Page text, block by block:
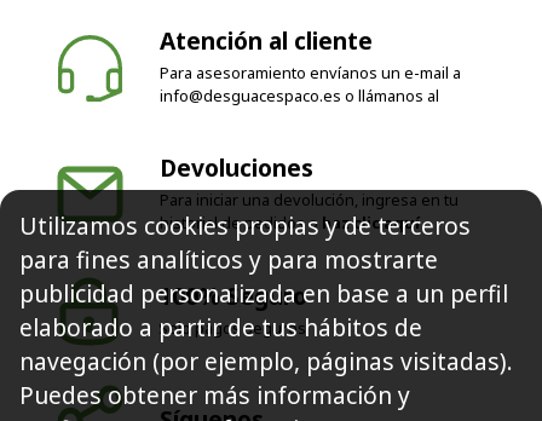
Atención al cliente
Para asesoramiento envíanos un e-mail a
info@desguacespaco.es o llámanos al
Devoluciones
Para iniciar una devolución, ingresa en tu
historial de pedidos o haz clic aquí
100% Seguro
Solo pagos seguros
Utilizamos cookies propias y de terceros
para fines analíticos y para mostrarte
publicidad personalizada en base a un perfil
elaborado a partir de tus hábitos de
navegación (por ejemplo, páginas visitadas).
Puedes obtener más información y